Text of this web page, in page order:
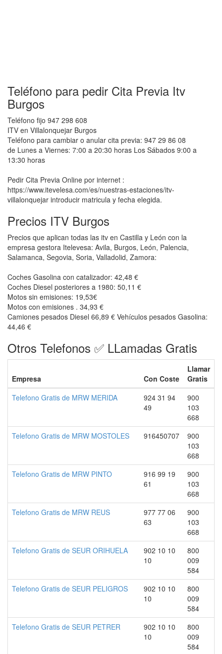
Teléfono para pedir Cita Previa Itv
Burgos
Teléfono fijo 947 298 608
ITV en Villalonquejar Burgos
Teléfono para cambiar o anular cita previa: 947 29 86 08
de Lunes a Viernes: 7:00 a 20:30 horas Los Sábados 9:00 a
13:30 horas
Pedir Cita Previa Online por internet :
https://www.itevelesa.com/es/nuestras-estaciones/itv-
villalonquejar introducir matricula y fecha elegida.
Precios ITV Burgos
Precios que aplican todas las itv en Castilla y León con la
empresa gestora Itelevesa: Avila, Burgos, León, Palencia,
Salamanca, Segovia, Soria, Valladolid, Zamora:
Coches Gasolina con catalizador: 42,48 €
Coches Diesel posteriores a 1980: 50,11 €
Motos sin emisiones: 19,53€
Motos con emisiones . 34,93 €
Camiones pesados Diesel 66,89 € Vehículos pesados Gasolina:
44,46 €
Otros Telefonos ✅ LLamadas Gratis
Empresa Con Coste
Llamar
Gratis
Telefono Gratis de MRW MERIDA
924 31 94
49
900
103
668
Telefono Gratis de MRW MOSTOLES
916450707
900
103
668
Telefono Gratis de MRW PINTO
916 99 19
61
900
103
668
Telefono Gratis de MRW REUS
977 77 06
63
900
103
668
Telefono Gratis de SEUR ORIHUELA
902 10 10
10
800
009
584
Telefono Gratis de SEUR PELIGROS
902 10 10
10
800
009
584
Telefono Gratis de SEUR PETRER
902 10 10
10
800
009
584